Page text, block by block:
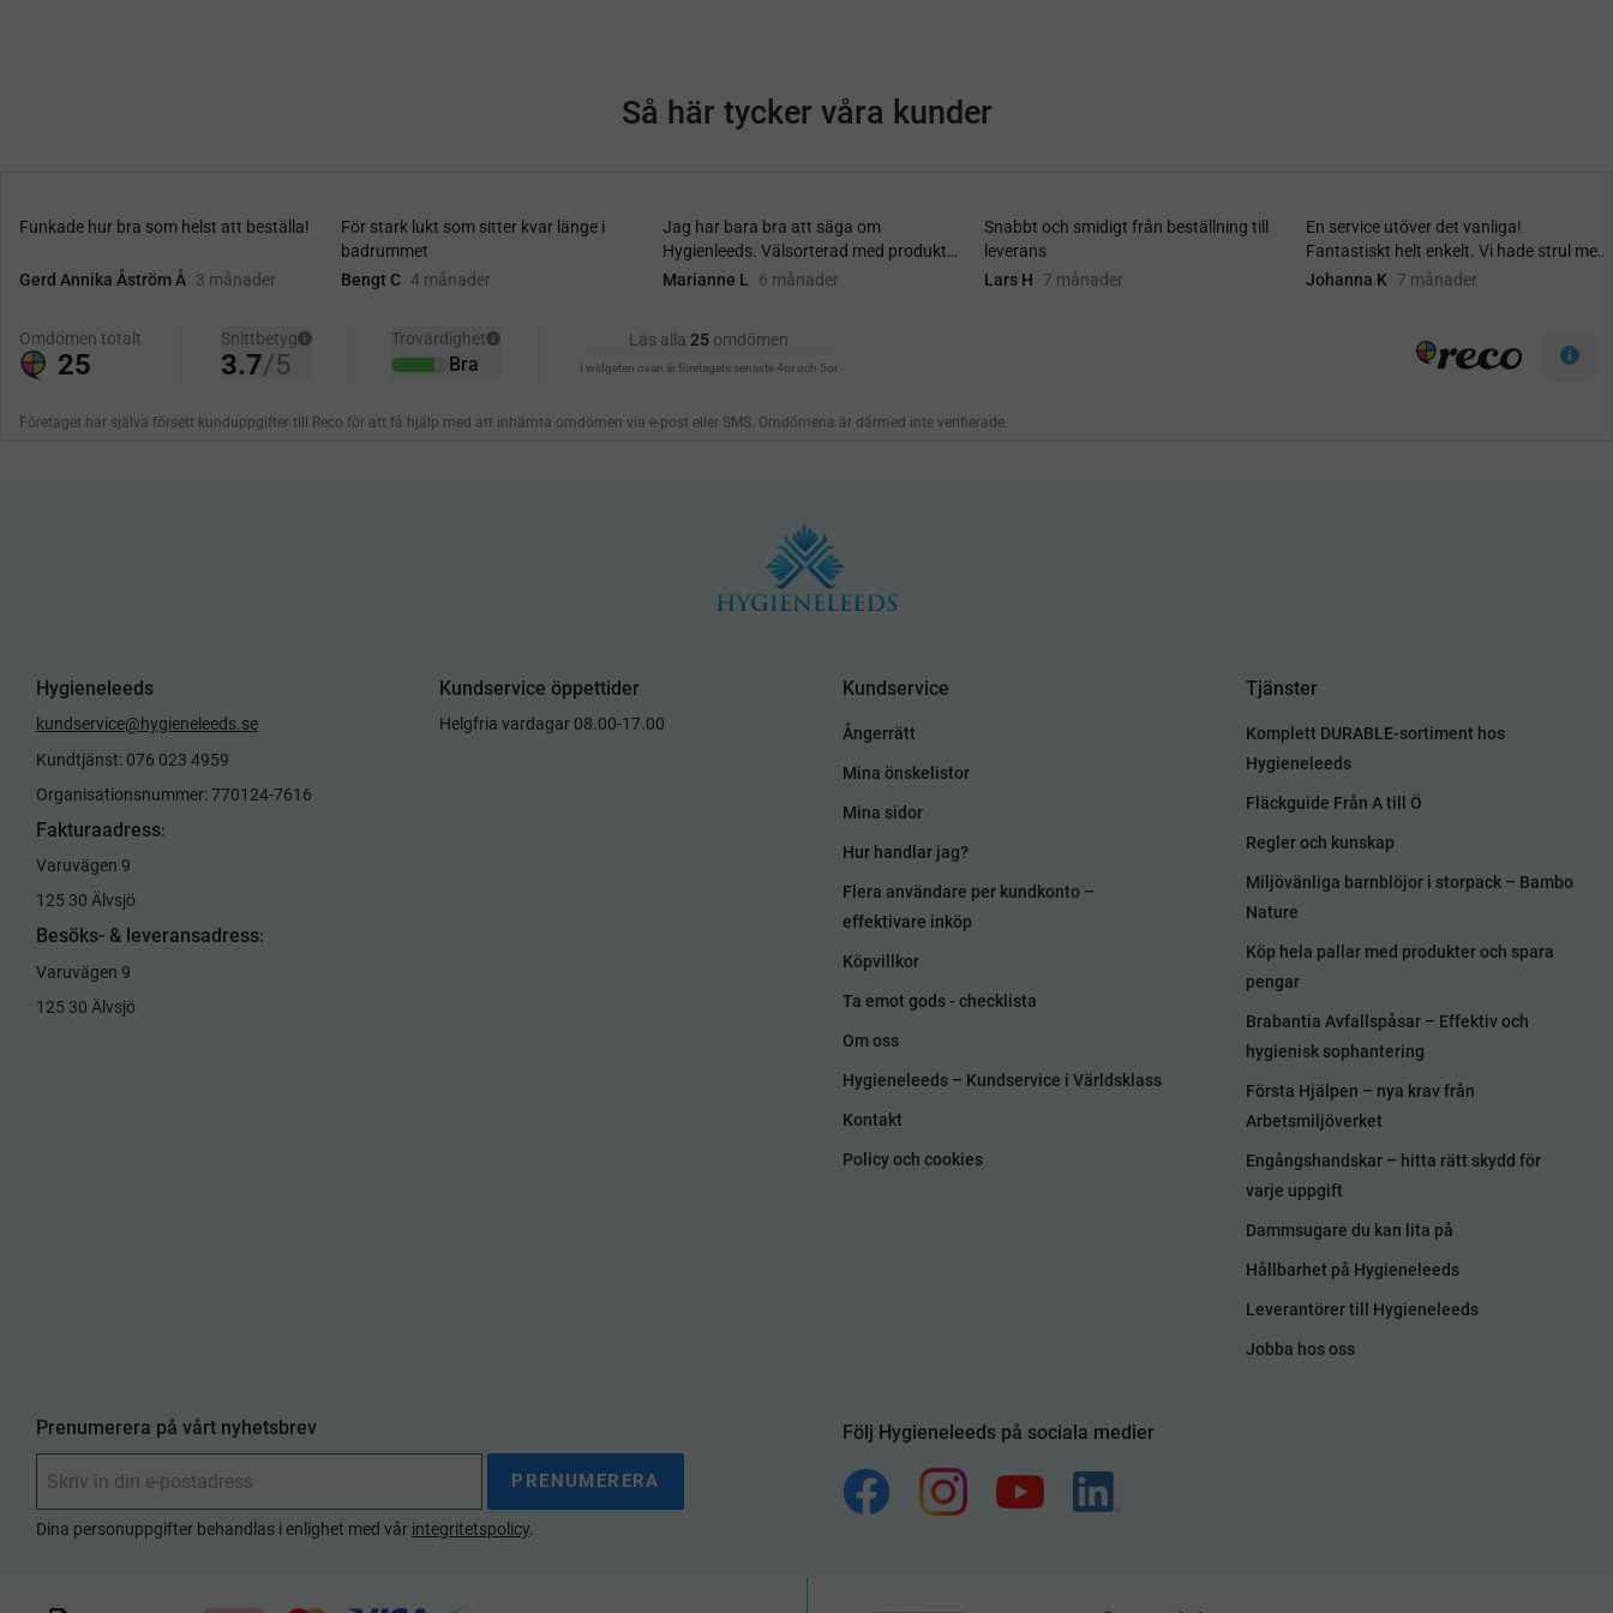
Så här tycker våra kunder
Hygieneleeds
kundservice@hygieneleeds.se
Kundtjänst: 076 023 4959
Organisationsnummer: 770124-7616
Fakturaadress:
Varuvägen 9
125 30 Älvsjö
Besöks- & leveransadress:
Varuvägen 9
125 30 Älvsjö
Kundservice öppettider
Helgfria vardagar 08.00-17.00
Följ Hygieneleeds på sociala medier
Prenumerera på vårt nyhetsbrev
PRENUMERERA
Dina personuppgifter behandlas i enlighet med vår integritetspolicy.
Kundservice
Ångerrätt
Mina önskelistor
Mina sidor
Hur handlar jag?
Flera användare per kundkonto –
effektivare inköp
Köpvillkor
Ta emot gods - checklista
Om oss
Hygieneleeds – Kundservice i Världsklass
Kontakt
Policy och cookies
Tjänster
Komplett DURABLE-sortiment hos
Hygieneleeds
Fläckguide Från A till Ö
Regler och kunskap
Miljövänliga barnblöjor i storpack – Bambo
Nature
Köp hela pallar med produkter och spara
pengar
Brabantia Avfallspåsar – Effektiv och
hygienisk sophantering
Första Hjälpen – nya krav från
Arbetsmiljöverket
Engångshandskar – hitta rätt skydd för
varje uppgift
Dammsugare du kan lita på
Hållbarhet på Hygieneleeds
Leverantörer till Hygieneleeds
Jobba hos oss